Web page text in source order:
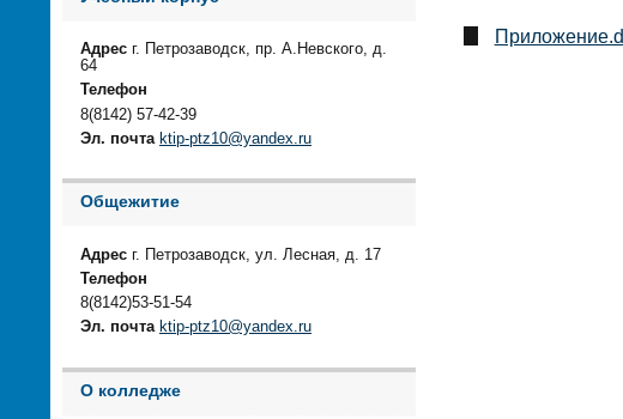
Адрес г. Петрозаводск, пр. А.Невского, д.
64
Телефон
8(8142) 57-42-39
Эл. почта ktip-ptz10@yandex.ru
Общежитие
Адрес г. Петрозаводск, ул. Лесная, д. 17
Телефон
8(8142)53-51-54
Эл. почта ktip-ptz10@yandex.ru
О колледже